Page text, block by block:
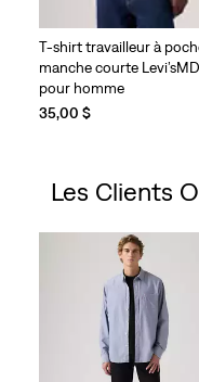
T-shirt travailleur à
manche courte Levi’sMD
pour homme
35,00 $
Les Clients